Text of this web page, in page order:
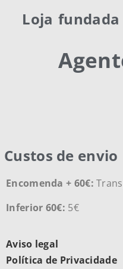
Loja fundada
Custos de envio
Encomenda + 60€:
Inferior 60€: 5€
Aviso legal
Política de Privacidade